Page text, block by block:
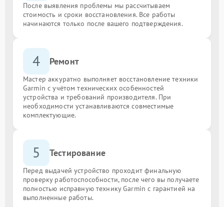
После выявления проблемы мы рассчитываем
стоимость и сроки восстановления. Все работы
начинаются только после вашего подтверждения.
4 Ремонт
Мастер аккуратно выполняет восстановление техники
Garmin с учётом технических особенностей
устройства и требований производителя. При
необходимости устанавливаются совместимые
комплектующие.
5 Тестирование
Перед выдачей устройство проходит финальную
проверку работоспособности, после чего вы получаете
полностью исправную технику Garmin с гарантией на
выполненные работы.